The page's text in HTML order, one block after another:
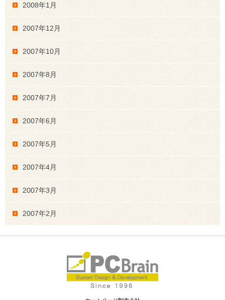
2008年1月
2007年12月
2007年10月
2007年8月
2007年7月
2007年6月
2007年5月
2007年4月
2007年3月
2007年2月